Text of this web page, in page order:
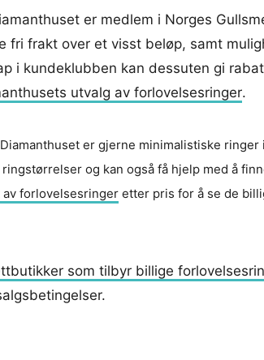
er medlem i Norges
fri frakt over et visst beløp, samt
i kundeklubben kan dessuten gi
utvalg av forlovelsesringer.
er gjerne minimalistiske
og kan også få hjelp med å
av forlovelsesringer etter pris for å se de
som tilbyr billige